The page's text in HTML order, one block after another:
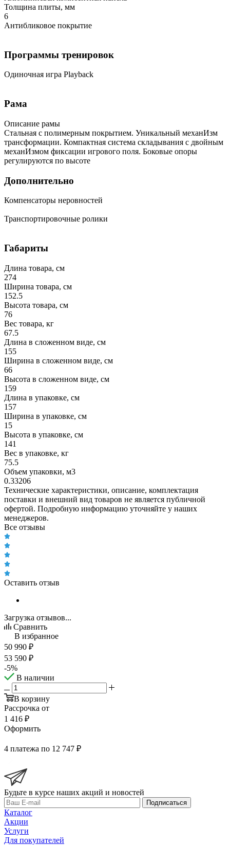
Толщина плиты, мм
6
Антибликовое покрытие
Программы тренировок
Одиночная игра Playback
Рама
Описание рамы
Стальная с полимерным покрытием. Уникальный механИзм
трансформации. Компактная система складывания с двойным
механИзмом фиксации игрового поля. Боковые опоры
регулируются по высоте
Дополнительно
Компенсаторы неровностей
Транспортировочные ролики
Габариты
Длина товара, см
274
Ширина товара, см
152.5
Высота товара, см
76
Вес товара, кг
67.5
Длина в сложенном виде, см
155
Ширина в сложенном виде, см
66
Высота в сложенном виде, см
159
Длина в упаковке, см
157
Ширина в упаковке, см
15
Высота в упаковке, см
141
Вес в упаковке, кг
75.5
Объем упаковки, м3
0.33206
Технические характеристики, описание, комплектация
поставки и внешний вид товаров не является публичной
офертой. Подробную информацию уточняйте у наших
менеджеров.
Все отзывы
Оставить отзыв
Загрузка отзывов...
Сравнить
В избранное
50 990 ₽
53 590 ₽
-5%
В наличии
В корзину
Рассрочка от
1 416 ₽
Оформить
4 платежа по 12 747 ₽
Будьте в курсе наших акций и новостей
Подписаться
Каталог
Акции
Услуги
Для покупателей